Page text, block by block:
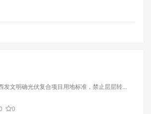
发文明确光伏复合项目用地标准，禁止层层转...
0